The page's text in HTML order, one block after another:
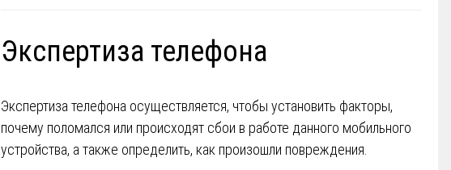
Экспертиза телефона
Экспертиза телефона осуществляется, чтобы установить факторы,
почему поломался или происходят сбои в работе данного мобильного
устройства, а также определить, как произошли повреждения.